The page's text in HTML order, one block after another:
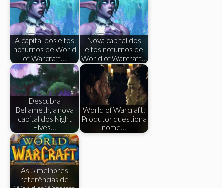
A capital dos elfos
noturnos de World
of Warcraft…
Nova capital dos
elfos noturnos de
World of Warcraft…
Descubra
Bel'ameth, a nova
capital dos Night
Elves…
World of Warcraft:
Produtor questiona
nome…
As 5 melhores
referências de